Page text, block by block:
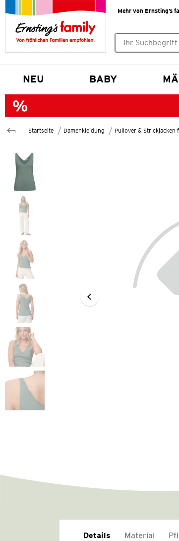
Mehr von Ernsting’s
NEU BABY
Startseite Damenkleidung Pullover & Strickjacken
Details Material